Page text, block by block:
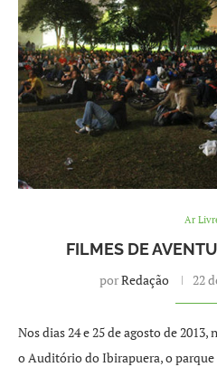
Ar
FILMES DE
porRedação 22
Nos dias 24 e 25 de agosto de
o Auditório do Ibirapuera, o